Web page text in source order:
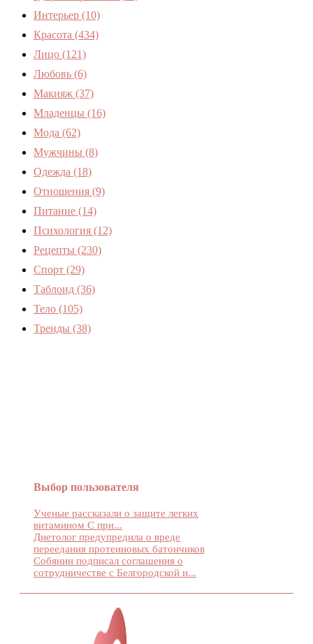
Интерьер (10)
Красота (434)
Лицо (121)
Любовь (6)
Макияж (37)
Младенцы (16)
Мода (62)
Мужчины (8)
Одежда (18)
Отношения (9)
Питание (14)
Психология (12)
Рецепты (230)
Спорт (29)
Таблоид (36)
Тело (105)
Тренды (38)
Выбор пользователя
Ученые рассказали о защите легких
витамином С при...
Диетолог предупредила о вреде
переедания протеиновых батончиков
Собянин подписал соглашения о
сотрудничестве с Белгородской и...